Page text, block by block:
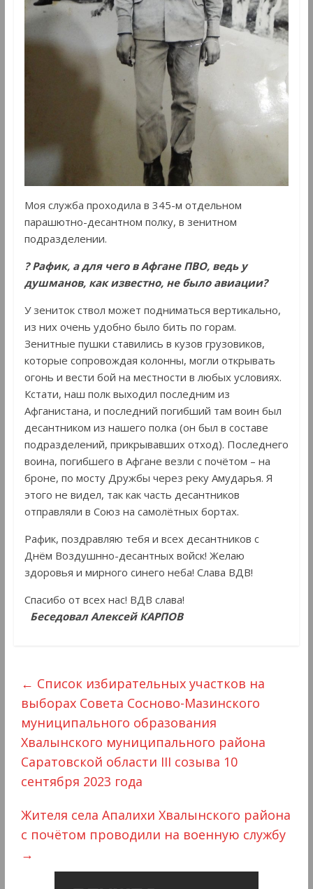
Моя служба проходила в 345-м отдельном
парашютно-десантном полку, в зенитном
подразделении.
? Рафик, а для чего в Афгане ПВО, ведь у
душманов, как известно, не было авиации?
У зениток ствол может подниматься вертикально,
из них очень удобно было бить по горам.
Зенитные пушки ставились в кузов грузовиков,
которые сопровождая колонны, могли открывать
огонь и вести бой на местности в любых условиях.
Кстати, наш полк выходил последним из
Афганистана, и последний погибший там воин был
десантником из нашего полка (он был в составе
подразделений, прикрывавших отход). Последнего
воина, погибшего в Афгане везли с почётом – на
броне, по мосту Дружбы через реку Амударья. Я
этого не видел, так как часть десантников
отправляли в Союз на самолётных бортах.
Рафик, поздравляю тебя и всех десантников с
Днём Воздушнно-десантных войск! Желаю
здоровья и мирного синего неба! Слава ВДВ!
Спасибо от всех нас! ВДВ слава!
Беседовал Алексей КАРПОВ
← Список избирательных участков на
выборах Совета Сосново-Мазинского
муниципального образования
Хвалынского муниципального района
Саратовской области III созыва 10
сентября 2023 года
Жителя села Апалихи Хвалынского района
с почётом проводили на военную службу
→